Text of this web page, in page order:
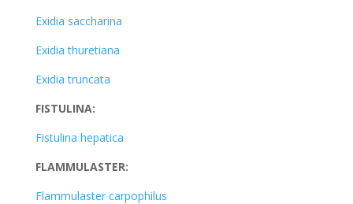
Exidia saccharina
Exidia thuretiana
Exidia truncata
FISTULINA:
Fistulina hepatica
FLAMMULASTER:
Flammulaster carpophilus